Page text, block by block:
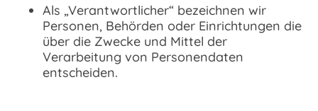
Als „Verantwortlicher“ bezeichnen wir
Personen, Behörden oder Einrichtungen die
über die Zwecke und Mittel der
Verarbeitung von Personendaten
entscheiden.